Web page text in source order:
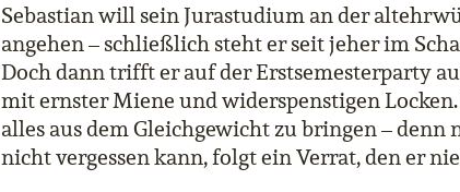
Sebastian will sein Jurastudium an der
angehen – schließlich steht er seit jeher im
Doch dann trifft er auf der Erstsemesterparty
mit ernster Miene und widerspenstigen
alles aus dem Gleichgewicht zu bringen – denn
nicht vergessen kann, folgt ein Verrat, den er